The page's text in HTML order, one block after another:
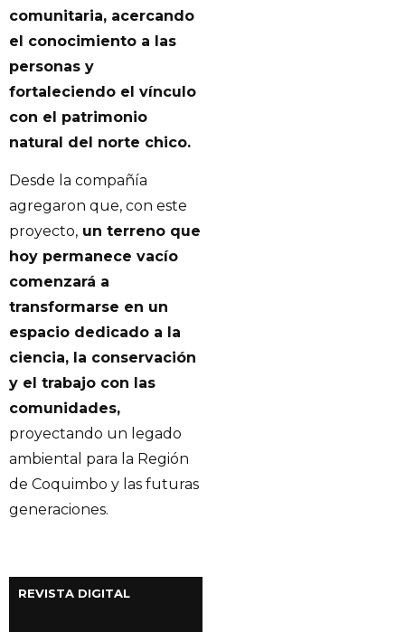
comunitaria, acercando
el conocimiento a las
personas y
fortaleciendo el vínculo
con el patrimonio
natural del norte chico.
Desde la compañía
agregaron que, con este
proyecto, un terreno que
hoy permanece vacío
comenzará a
transformarse en un
espacio dedicado a la
ciencia, la conservación
y el trabajo con las
comunidades,
proyectando un legado
ambiental para la Región
de Coquimbo y las futuras
generaciones.
REVISTA DIGITAL